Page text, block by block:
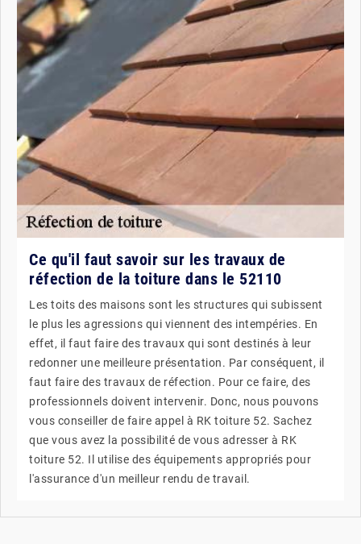
Ce qu'il faut savoir sur les travaux de
réfection de la toiture dans le 52110
Les toits des maisons sont les structures qui subissent
le plus les agressions qui viennent des intempéries. En
effet, il faut faire des travaux qui sont destinés à leur
redonner une meilleure présentation. Par conséquent, il
faut faire des travaux de réfection. Pour ce faire, des
professionnels doivent intervenir. Donc, nous pouvons
vous conseiller de faire appel à RK toiture 52. Sachez
que vous avez la possibilité de vous adresser à RK
toiture 52. Il utilise des équipements appropriés pour
l'assurance d'un meilleur rendu de travail.